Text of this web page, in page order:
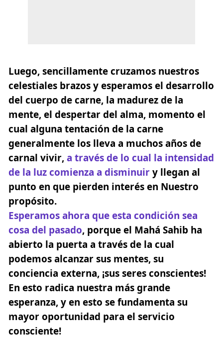
Luego, sencillamente cruzamos nuestros
celestiales brazos y esperamos el desarrollo
del cuerpo de carne, la madurez de la
mente, el despertar del alma, momento el
cual alguna tentación de la carne
generalmente los lleva a muchos años de
carnal vivir,a través de lo cual la intensidad
de la luz comienza a disminuiry llegan al
punto en que pierden interés en Nuestro
propósito.
Esperamos ahora que esta condición sea
cosa del pasado, porque el Mahá Sahib ha
abierto la puerta a través de la cual
podemos alcanzar sus mentes, su
conciencia externa, ¡sus seres conscientes!
En esto radica nuestra más grande
esperanza, y en esto se fundamenta su
mayor oportunidad para el servicio
consciente!